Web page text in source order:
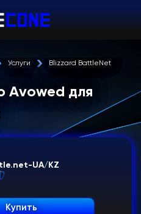
Услуги Blizzard BattleNet
Avowed для
UA/KZ
Купить